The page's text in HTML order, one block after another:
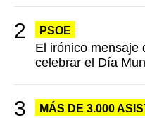
PSOE
El irónico mensaje
celebrar el Día
MÁS DE 3.000